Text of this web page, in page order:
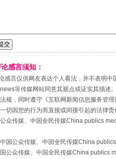
不上好声名
感言须知：
感言仅供网友表达个人看法，并不表明
等传媒网站同意其观点或证实其描述
规，同时遵守《互联网新闻信息服务管理
切因您的行为而直接或间接引起的法律责
众传媒、中国全民传媒China publics
国公众传媒、中国全民传媒China
公众传媒、中国全民传媒China publics